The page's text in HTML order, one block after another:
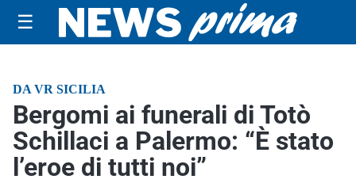
☰
DA VR SICILIA
Bergomi ai funerali di Totò
Schillaci a Palermo: “È stato
l’eroe di tutti noi”